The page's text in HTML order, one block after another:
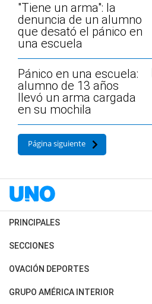
"Tiene un arma": la
denuncia de un alumno
que desató el pánico en
una escuela
Pánico en una escuela:
alumno de 13 años
llevó un arma cargada
en su mochila
Página siguiente
PRINCIPALES
Últimas Noticias
Política
SECCIONES
Horóscopo
Motores
OVACIÓN DEPORTES
Fútbol
GRUPO AMÉRICA INTERIOR